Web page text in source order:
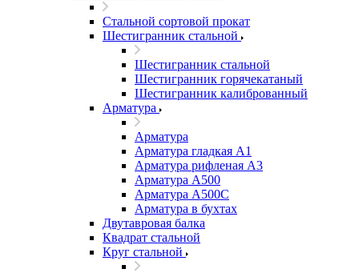
Стальной сортовой прокат
Шестигранник стальной
Шестигранник стальной
Шестигранник горячекатаный
Шестигранник калиброванный
Арматура
Арматура
Арматура гладкая А1
Арматура рифленая А3
Арматура А500
Арматура А500С
Арматура в бухтах
Двутавровая балка
Квадрат стальной
Круг стальной